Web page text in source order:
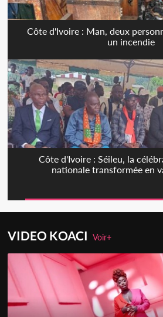
Côte d'Ivoire : Man, deux
un incendie
Côte d'Ivoire : Séileu, la
nationale transformée en
VIDEO KOACIVoir+